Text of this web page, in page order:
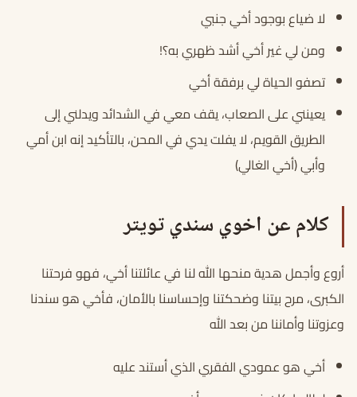
لا ضياع بوجود أخي جنبي
ومن لي غير أخي أشد ظهري به؟!
تصفو الحياة لي برفقة أخي
يعينني على الصعاب، يقف معي في الشدائد ويدلني إلى
الطريق القويم، لا يفلت يدي في المحن، بالتأكيد إنه ابن أمي
وأبي (أخي الغالي)
كلام عن اخوي سندي تويتر
أروع وأجمل هدية منحها الله لنا في عائلتنا أخي، فهو فرحتنا
الكبرى، مرح بيتنا وضحكتنا وإحساسنا بالأمان، فأخي هو سندنا
وعزوتنا وأماننا من بعد الله
أخي هو عمودي الفقري الذي أستند عليه